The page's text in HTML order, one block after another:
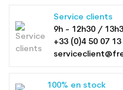
Service clients
9h - 12h30 /
+33 (0)4 50 07 13
100% en stock